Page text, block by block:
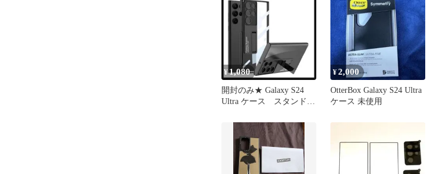
¥1,080
開封のみ★ Galaxy S24
Ultra ケース スタンド機
¥2,000
OtterBox Galaxy S24 Ultra
ケース 未使用